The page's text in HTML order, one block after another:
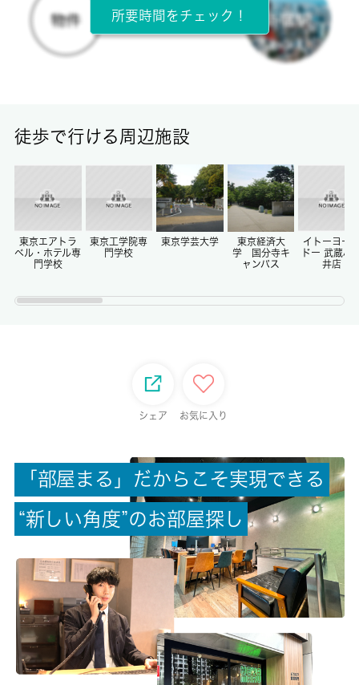
所在階
2階 / 3階建
-/-
-/-
駐車場/料金
保険加入/料金
有/20000円
保険名/保険期間
ＳＢＩ保険/2年
保証人代行
所要時間をチェック！
徒歩で行ける周辺施設
東京エアトラ
ベル・ホテル専
門学校
東京工学院専
門学校
東京学芸大学
東京経済大
学 国分寺キ
ャンパス
イトーヨー
ドー 武蔵小
井店
シェア お気に入り
「 部屋 ま る 」 だ か ら こ そ実現で き る
“新 し い角 度”のお部屋探 し